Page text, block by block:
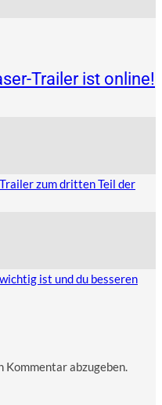
Trailer ist online!
zum dritten Teil der
ist und du besseren
Kommentar abzugeben.